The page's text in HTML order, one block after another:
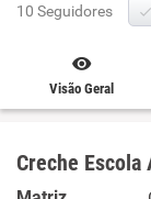
10 Seguidores
Visão Geral
Creche Escola